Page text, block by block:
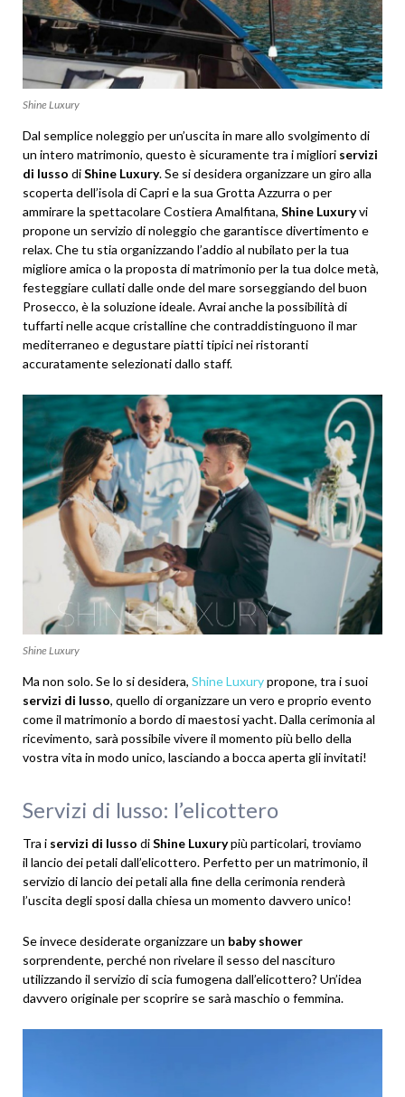
Shine Luxury
Dal semplice noleggio per un’uscita in mare allo svolgimento di
un intero matrimonio, questo è sicuramente tra i migliori servizi
di lusso diShine Luxury. Se si desidera organizzare un giro alla
scoperta dell’isola di Capri e la sua Grotta Azzurra o per
ammirare la spettacolare Costiera Amalfitana, Shine Luxuryvi
propone un servizio di noleggio che garantisce divertimento e
relax. Che tu stia organizzando l’addio al nubilato per la tua
migliore amica o la proposta di matrimonio per la tua dolce metà,
festeggiare cullati dalle onde del mare sorseggiando del buon
Prosecco, è la soluzione ideale. Avrai anche la possibilità di
tuffarti nelle acque cristalline che contraddistinguono il mar
mediterraneo e degustare piatti tipici nei ristoranti
accuratamente selezionati dallo staff.
Shine Luxury
Ma non solo. Se lo si desidera, Shine Luxurypropone, tra i suoi
servizi di lusso, quello di organizzare un vero e proprio evento
come il matrimonio a bordo di maestosi yacht. Dalla cerimonia al
ricevimento, sarà possibile vivere il momento più bello della
vostra vita in modo unico, lasciando a bocca aperta gli invitati!
Servizi di lusso: l’elicottero
Tra i servizi di lusso diShine Luxurypiù particolari, troviamo
il lancio dei petali dall’elicottero. Perfetto per un matrimonio, il
servizio di lancio dei petali alla fine della cerimonia renderà
l’uscita degli sposi dalla chiesa un momento davvero unico!
Se invece desiderate organizzare un baby shower
sorprendente, perché non rivelare il sesso del nascituro
utilizzando il servizio di scia fumogena dall’elicottero? Un’idea
davvero originale per scoprire se sarà maschio o femmina.